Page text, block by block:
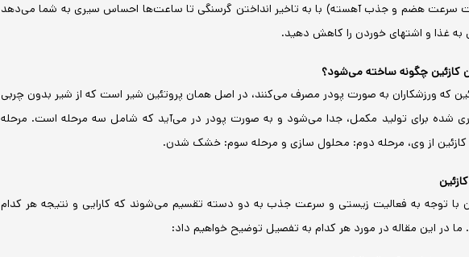
سرعت هضم و جذب آهسته) با به تاخیر انداختن گرسنگی تا ساعت‌ها احساس سیری به شما می‌دهد
به غذا و اشتهای خوردن را کاهش دهید.
کازئین چگونه ساخته می‌شود؟
که ورزشکاران به صورت پودر مصرف می‌کنند، در اصل همان پروتئین شیر است که از شیر بدون چربی
شده برای تولید مکمل، جدا می‌شود و به صورت پودر در می‌آید که شامل سه مرحله است. مرحله
کازئین از وی، مرحله دوم: محلول سازی و مرحله سوم: خشک شدن.
با توجه به فعالیت زیستی و سرعت جذب به دو دسته تقسیم می‌شوند که کارایی و نتیجه هر کدام
در این مقاله در مورد هر کدام به تفصیل توضیح خواهیم داد: